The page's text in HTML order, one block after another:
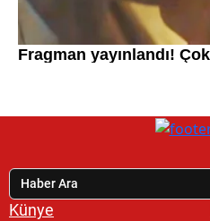
Künye